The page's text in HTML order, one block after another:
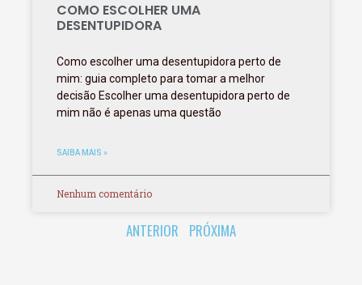
COMO ESCOLHER UMA
DESENTUPIDORA
Como escolher uma desentupidora perto de
mim: guia completo para tomar a melhor
decisão Escolher uma desentupidora perto de
mim não é apenas uma questão
SAIBA MAIS »
Nenhum comentário
ANTERIOR PRÓXIMA